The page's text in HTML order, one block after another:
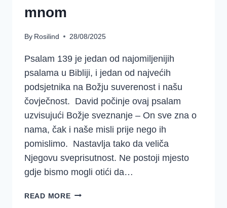
mnom
By Rosilind 28/08/2025
Psalam 139 je jedan od najomiljenijih
psalama u Bibliji, i jedan od najvećih
podsjetnika na Božju suverenost i našu
čovječnost. David počinje ovaj psalam
uzvisujući Božje sveznanje – On sve zna o
nama, čak i naše misli prije nego ih
pomislimo. Nastavlja tako da veliča
Njegovu sveprisutnost. Ne postoji mjesto
gdje bismo mogli otići da…
READ MOREPROUČAVAJ